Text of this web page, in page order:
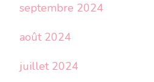
septembre 2024
août 2024
juillet 2024